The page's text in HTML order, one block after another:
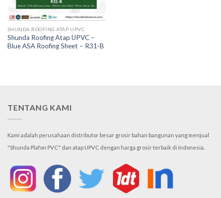
SHUNDA ROOFING ATAP UPVC
Shunda Roofing Atap UPVC –
Blue ASA Roofing Sheet – R31-B
TENTANG KAMI
Kami adalah perusahaan distributor besar grosir bahan bangunan yang menjual
"Shunda Plafon PVC" dan atap UPVC dengan harga grosir terbaik di Indonesia.